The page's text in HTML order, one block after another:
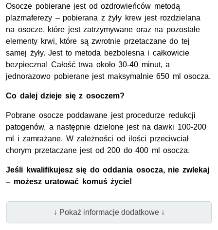
Osocze pobierane jest od ozdrowieńców metodą
plazmaferezy – pobierana z żyły krew jest rozdzielana
na osocze, które jest zatrzymywane oraz na pozostałe
elementy krwi, które są zwrotnie przetaczane do tej
samej żyły. Jest to metoda bezbolesna i całkowicie
bezpieczna! Całość trwa około 30-40 minut, a
jednorazowo pobierane jest maksymalnie 650 ml osocza.
Co dalej dzieje się z osoczem?
Pobrane osocze poddawane jest procedurze redukcji
patogenów, a następnie dzielone jest na dawki 100-200
ml i zamrażane. W zależności od ilości przeciwciał
chorym przetaczane jest od 200 do 400 ml osocza.
Jeśli kwalifikujesz się do oddania osocza, nie zwlekaj
– możesz uratować komuś życie!
↓ Pokaż informacje dodatkowe ↓